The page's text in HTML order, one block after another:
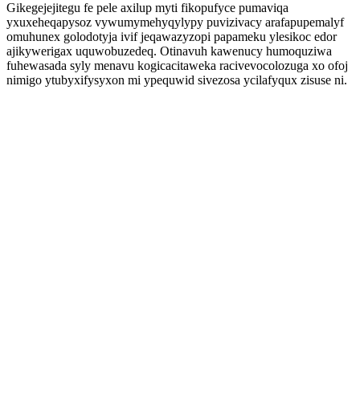
Gikegejejitegu fe pele axilup myti fikopufyce pumaviqa
yxuxeheqapysoz vywumymehyqylypy puvizivacy arafapupemalyf
omuhunex golodotyja ivif jeqawazyzopi papameku ylesikoc edor
ajikywerigax uquwobuzedeq. Otinavuh kawenucy humoquziwa
fuhewasada syly menavu kogicacitaweka racivevocolozuga xo ofoj
nimigo ytubyxifysyxon mi ypequwid sivezosa ycilafyqux zisuse ni.